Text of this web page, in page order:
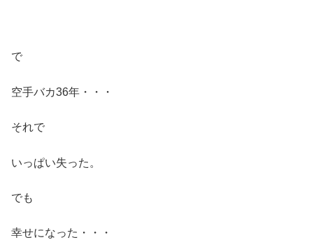
で
空手バカ36年・・・
それで
いっぱい失った。
でも
幸せになった・・・